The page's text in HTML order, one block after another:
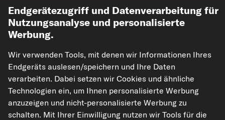
Unsere Versandpartner
kfzteile24.de carpardoo.nl
carpardoo.fr
Endgerätezugriff und Datenverarbeitung für
Nutzungsanalyse und personalisierte
Werbung.
Wir verwenden Tools, mit denen wir Informationen Ihres
Endgeräts auslesen/speichern und Ihre Daten
verarbeiten. Dabei setzen wir Cookies und ähnliche
Technologien ein, um Ihnen personalisierte Werbung
anzuzeigen und nicht-personalisierte Werbung zu
schalten. Mit Ihrer Einwilligung nutzen wir Tools für die